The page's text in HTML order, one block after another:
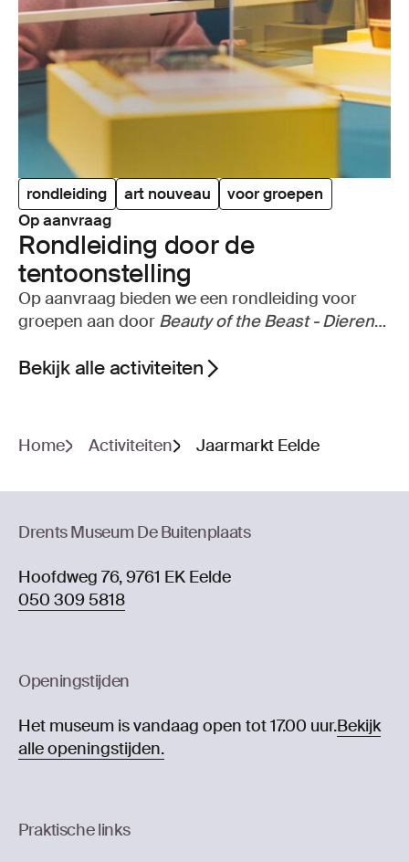
rondleiding art nouveau
voor groepen
Op aanvraag
Rond­lei­ding door de
tentoonstelling
Op aanvraag bieden we een rondleiding voor
groepen aan door Beauty of the Beast - Dieren
Bekijk alle activiteiten
Home Activiteiten Jaarmarkt Eelde
Drents Museum De Buitenplaats
Hoofdweg 76, 9761 EK Eelde
050 309 5818
Openingstijden
Het museum is vandaag open tot 17.00 uur.Bekijk
alle openingstijden.
Praktische links